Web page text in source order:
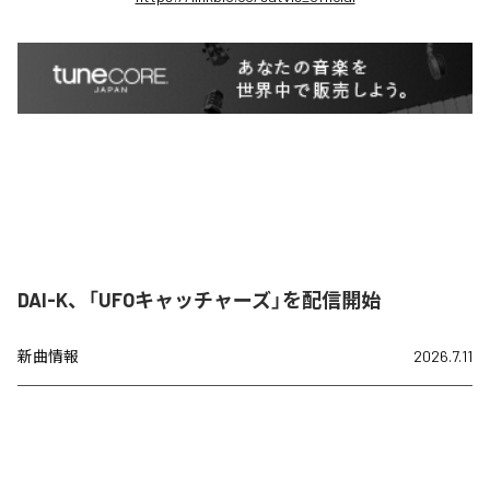
DAI-K、「UFOキャッチャーズ」を配信開始
新曲情報 2026.7.11